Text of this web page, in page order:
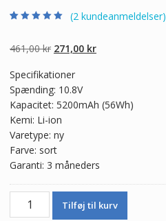
baseret på
kundebedømmel
(2 kundeanmeldelser)
461,00kr Den
pris
var:
461,00 kr.
271,00 krDen
271,00 kr.
Specifikationer
Spænding: 10.8V
Kapacitet: 5200mAh (56Wh)
Kemi: Li-ion
Varetype: ny
Farve: sort
Garanti: 3 måneders
Ægte
Tilføj til kurv